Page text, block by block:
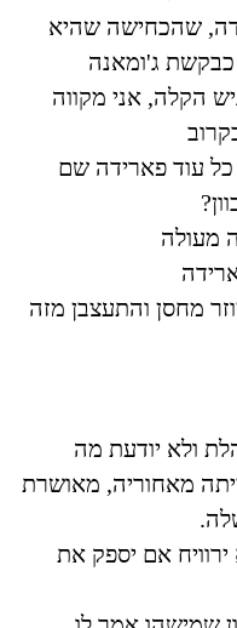
שהכחישה שהיא
ג'ומאנה
הקלה, אני מקווה
עוד פארידה שם
?
מעולה
מחסן והתעצבן מזה
ולא יודעת מה
מאחוריה, מאושרת
.
אם יספק את